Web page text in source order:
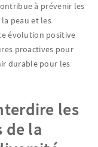
à prévenir les
peau et les
évolution positive
proactives pour
durable pour les
les
de la